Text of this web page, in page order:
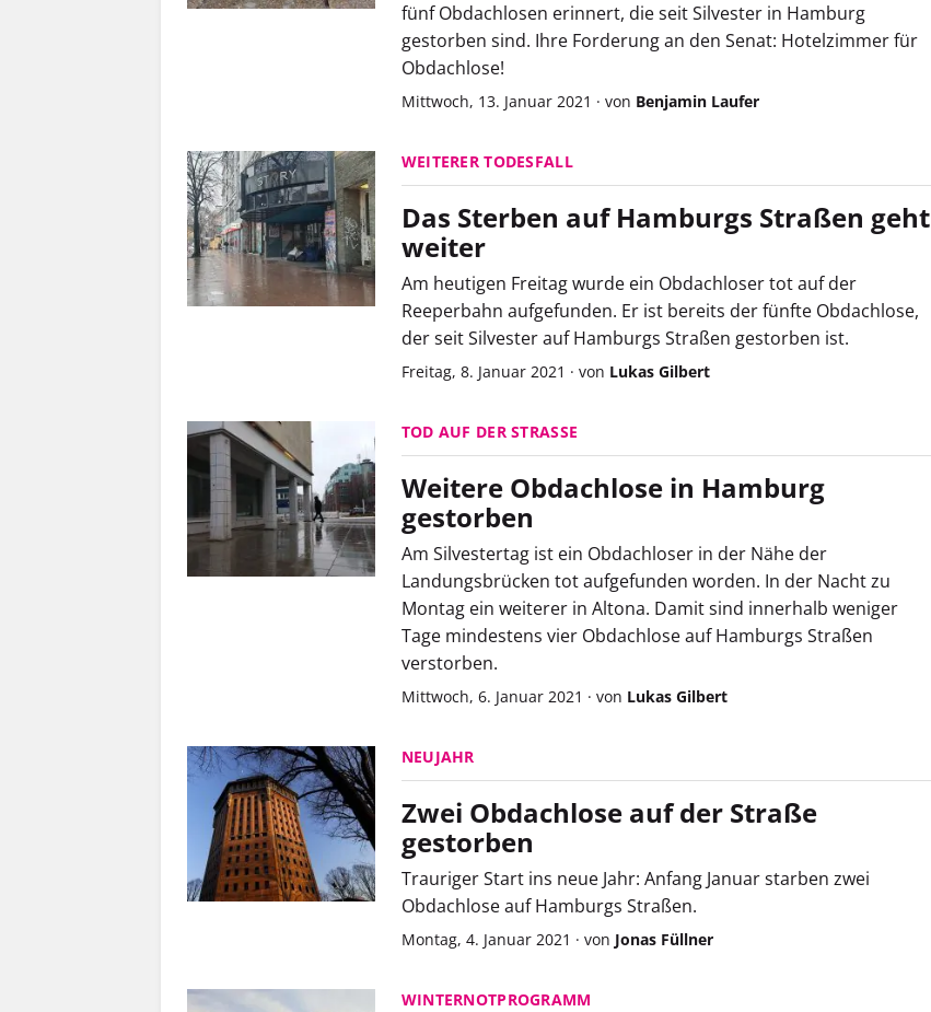
fünf Obdachlosen erinnert, die seit Silvester in Hamburg
gestorben sind. Ihre Forderung an den Senat: Hotelzimmer für
Obdachlose!
Mittwoch, 13. Januar 2021 · von Benjamin Laufer
WEITERER TODESFALL
Das Sterben auf Hamburgs Straßen geht
weiter
Am heutigen Freitag wurde ein Obdachloser tot auf der
Reeperbahn aufgefunden. Er ist bereits der fünfte Obdachlose,
der seit Silvester auf Hamburgs Straßen gestorben ist.
Freitag, 8. Januar 2021 · von Lukas Gilbert
TOD AUF DER STRASSE
Weitere Obdachlose in Hamburg
gestorben
Am Silvestertag ist ein Obdachloser in der Nähe der
Landungsbrücken tot aufgefunden worden. In der Nacht zu
Montag ein weiterer in Altona. Damit sind innerhalb weniger
Tage mindestens vier Obdachlose auf Hamburgs Straßen
verstorben.
Mittwoch, 6. Januar 2021 · von Lukas Gilbert
NEUJAHR
Zwei Obdachlose auf der Straße
gestorben
Trauriger Start ins neue Jahr: Anfang Januar starben zwei
Obdachlose auf Hamburgs Straßen.
Montag, 4. Januar 2021 · von Jonas Füllner
WINTERNOTPROGRAMM